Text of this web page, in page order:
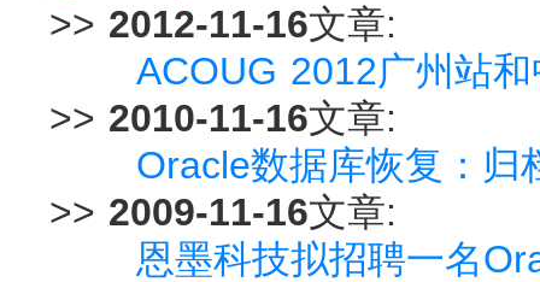
>> 2012-11-16文章:
ACOUG 2012广州站
>> 2010-11-16文章:
Oracle数据库恢复：归
>> 2009-11-16文章:
恩墨科技拟招聘一名